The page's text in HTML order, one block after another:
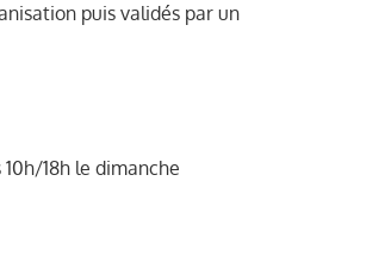
puis validés par un
18h le dimanche